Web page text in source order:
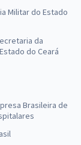
Militar do Estado
da
do Ceará
Brasileira de